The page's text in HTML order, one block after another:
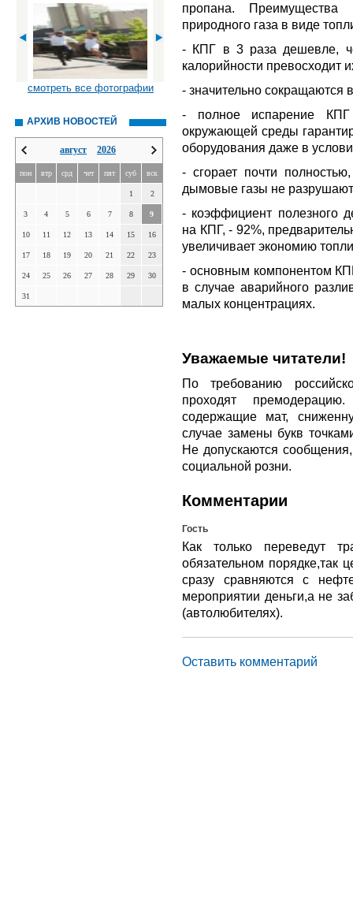
смотреть все фотографии
АРХИВ НОВОСТЕЙ
август 2026
пон втр срд чет пят суб вск
1 2
3 4 5 6 7 8 9
10 11 12 13 14 15 16
17 18 19 20 21 22 23
24 25 26 27 28 29 30
31
пропана. Преимущества
природного газа в виде
- КПГ в 3 раза дешевле,
калорийности превосходит
- значительно
- полное испарение КПГ
окружающей среды
оборудования даже в
- сгорает почти
дымовые газы не
- коэффициент полезного
на КПГ, - 92%,
увеличивает экономию
- основным компонентом
в случае аварийного
малых концентрациях.
Уважаемые читатели!
По требованию
проходят
содержащие мат,
случае замены букв
Не допускаются
социальной розни.
Комментарии
Гость
Как только переведут
обязательном порядке,так
сразу сравняются с
мероприятии деньги,а не
(автолюбителях).
Оставить комментарий